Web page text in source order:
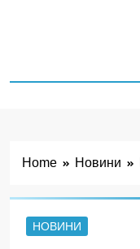
Home Новини
НОВИНИ